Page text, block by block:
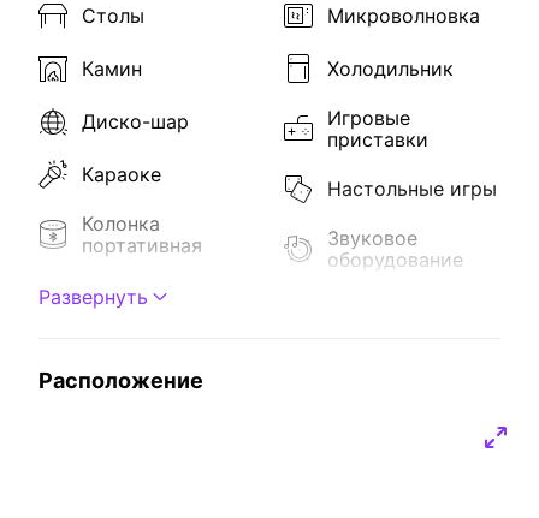
Столы
Камин
Диско-шар
Караоке
Колонка
портативная
Микрофон
Микроволновка
Холодильник
Игровые
приставки
Настольные игры
Звуковое
оборудование
Развернуть
Расположение